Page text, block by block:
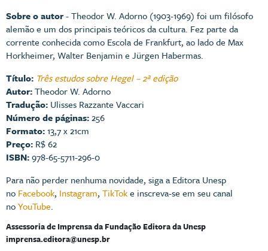
Sobre o autor- Theodor W. Adorno (1903-1969) foi um filósofo
alemão e um dos principais teóricos da cultura. Fez parte da
corrente conhecida como Escola de Frankfurt, ao lado de Max
Horkheimer, Walter Benjamin e Jürgen Habermas.
Título: Três estudos sobre Hegel – 2ª edição
Autor:Theodor W. Adorno
Tradução: Ulisses Razzante Vaccari
Número de páginas:256
Formato:13,7 x 21cm
Preço: R$ 62
ISBN:978-65-5711-296-0
Para não perder nenhuma novidade, siga a Editora Unesp
no Facebook, Instagram, TikToke inscreva-se em seu canal
noYouTube.
Assessoria de Imprensa da Fundação Editora da Unesp
imprensa.editora@unesp.br